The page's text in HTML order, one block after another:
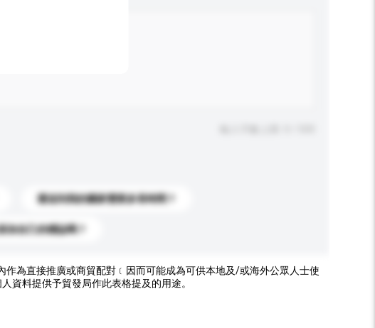
運送到我的國家需要多長時間？
加自己的標誌嗎？
為直接推廣或商貿配對﹝因而可能成為可供本地及/或海外公眾人士使
資料提供予貿發局作此表格提及的用途。